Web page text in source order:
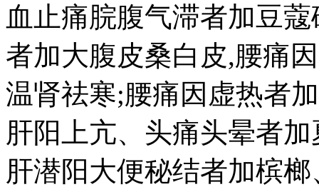
血止痛脘腹气滞者加豆
者加大腹皮桑白皮,腰痛
温肾祛寒;腰痛因虚热者
肝阳上亢、头痛头晕者
肝潜阳大便秘结者加槟